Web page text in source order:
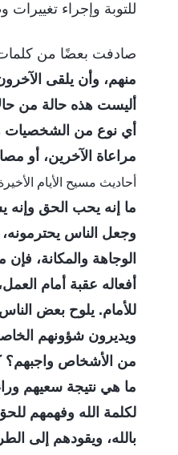
للتوبة وإجراء
صادفت بعضًا من كلمات
منهم، وأن يلقى
أليست هذه حالة من
أي نوع من الشخصيات
مراعاة الآخرين، أو
أحاديث مسيح الأيام
ما إنه يحب الحق وإنه
وجعل الناس
الوجاهة والمكانة،
أفعاله عقبة أمام
للأمام. يلوح بعض
ويديرون شؤونهم
من الأشخاص
ما هي نتيجة سعيهم
لكلمة الله وفهمهم
بالله، ويقودهم إلى